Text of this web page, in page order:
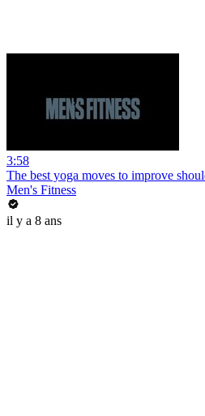
3:58
The best yoga moves to improve
Men's Fitness
il y a 8 ans